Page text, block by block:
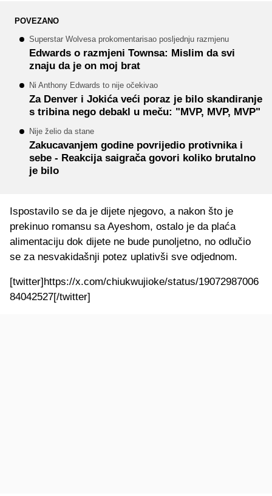
POVEZANO
Superstar Wolvesa prokomentarisao posljednju razmjenu
Edwards o razmjeni Townsa: Mislim da svi
znaju da je on moj brat
Ni Anthony Edwards to nije očekivao
Za Denver i Jokića veći poraz je bilo skandiranje
s tribina nego debakl u meču: "MVP, MVP, MVP"
Nije želio da stane
Zakucavanjem godine povrijedio protivnika i
sebe - Reakcija saigrača govori koliko brutalno
je bilo
Ispostavilo se da je dijete njegovo, a nakon što je
prekinuo romansu sa Ayeshom, ostalo je da plaća
alimentaciju dok dijete ne bude punoljetno, no odlučio
se za nesvakidašnji potez uplativši sve odjednom.
[twitter]https://x.com/chiukwujioke/status/19072987006
84042527[/twitter]